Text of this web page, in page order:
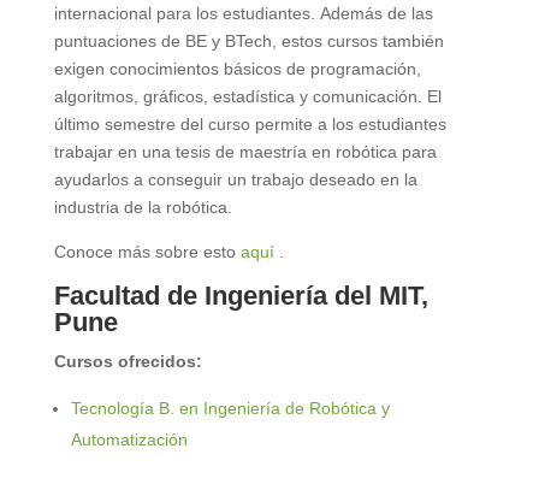
internacional para los estudiantes. Además de las
puntuaciones de BE y BTech, estos cursos también
exigen conocimientos básicos de programación,
algoritmos, gráficos, estadística y comunicación. El
último semestre del curso permite a los estudiantes
trabajar en una tesis de maestría en robótica para
ayudarlos a conseguir un trabajo deseado en la
industria de la robótica.
Conoce más sobre esto aquí.
Facultad de Ingeniería del MIT,
Pune
Cursos ofrecidos:
Tecnología B. en Ingeniería de Robótica y
Automatización